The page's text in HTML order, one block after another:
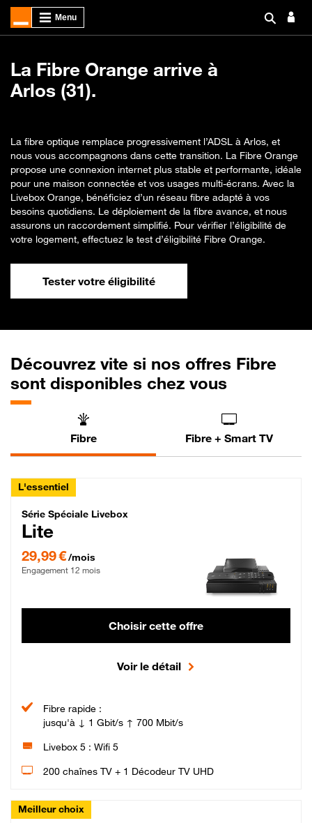
La Fibre Orange arrive à
Arlos (31).
La fibre optique remplace progressivement l’ADSL à Arlos, et
nous vous accompagnons dans cette transition. La Fibre Orange
propose une connexion internet plus stable et performante, idéale
pour une maison connectée et vos usages multi-écrans. Avec la
Livebox Orange, bénéficiez d’un réseau fibre adapté à vos
besoins quotidiens. Le déploiement de la fibre avance, et nous
assurons un raccordement simplifié. Pour vérifier l’éligibilité de
votre logement, effectuez le test d’éligibilité Fibre Orange.
Tester votre éligibilité
Découvrez vite si nos offres Fibre
sont disponibles chez vous
Fibre Fibre + Smart TV
L'essentiel
Série Spéciale Livebox Lite Fibre
Série Spéciale Livebox
Lite
29,99 €/mois
Engagement 12 mois
Choisir cette offre
Voir le détail
Fibre rapide :
jusqu'à ↓ 1 Gbit/s ↑ 700 Mbit/s
Livebox 5 : Wifi 5
200 chaînes TV + 1 Décodeur TV UHD
Meilleur choix